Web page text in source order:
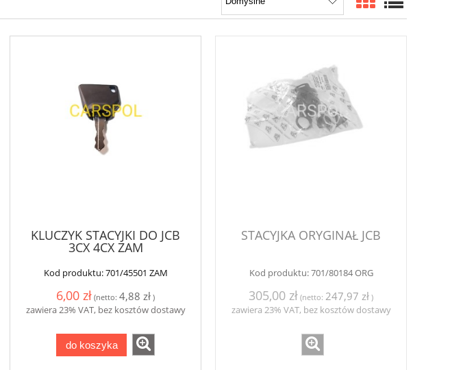
KLUCZYK STACYJKI DO JCB
3CX 4CX ZAM
Kod produktu:701/45501 ZAM
6,00 zł (netto: 4,88 zł )
zawiera 23% VAT, bez kosztów dostawy
do koszyka
STACYJKA ORYGINAŁ JCB
Kod produktu:701/80184 ORG
305,00 zł (netto: 247,97 zł )
zawiera 23% VAT, bez kosztów dostawy